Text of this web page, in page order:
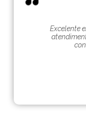
Excelente